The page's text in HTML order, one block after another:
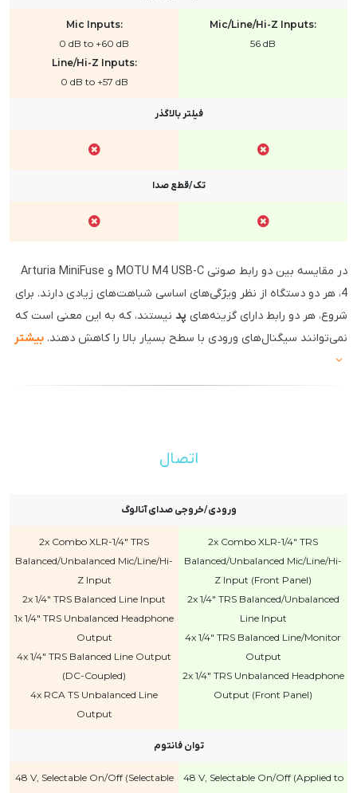
Mic/Line/Hi-Z Inputs:
56 dB
Mic Inputs:
0 dB to +60 dB
Line/Hi-Z Inputs:
0 dB to +57 dB
فیلتر بالاگذر
تک/قطع صدا
در مقایسه بین دو رابط صوتی MOTU M4 USB-C و Arturia MiniFuse
4، هر دو دستگاه از نظر ویژگی‌های اساسی شباهت‌های زیادی دارند. برای
شروع، هر دو رابط دارای گزینه‌های پد نیستند، که به این معنی است که
نمی‌توانند سیگنال‌های ورودی با سطح بسیار بالا را کاهش دهند. بیشتر
اتصال
ورودی/خروجی صدای آنالوگ
2x Combo XLR-1/4" TRS
Balanced/Unbalanced Mic/Line/Hi-
Z Input (Front Panel)
2x 1/4" TRS Balanced/Unbalanced
Line Input
4x 1/4" TRS Balanced Line/Monitor
Output
2x 1/4" TRS Unbalanced Headphone
Output (Front Panel)
2x Combo XLR-1/4" TRS
Balanced/Unbalanced Mic/Line/Hi-
Z Input
2x 1/4" TRS Balanced Line Input
1x 1/4" TRS Unbalanced Headphone
Output
4x 1/4" TRS Balanced Line Output
(DC-Coupled)
4x RCA TS Unbalanced Line
Output
توان فانتوم
48 V, Selectable On/Off (Applied to
48 V, Selectable On/Off (Selectable